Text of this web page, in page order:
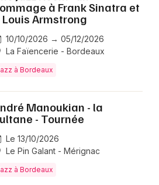
à Frank Sinatra et
Louis Armstrong
10/10/2026 → 05/12/2026
La Faïencerie - Bordeaux
à Bordeaux
Manoukian - la
- Tournée
Le 13/10/2026
Le Pin Galant - Mérignac
à Bordeaux
Ce week-end Autre